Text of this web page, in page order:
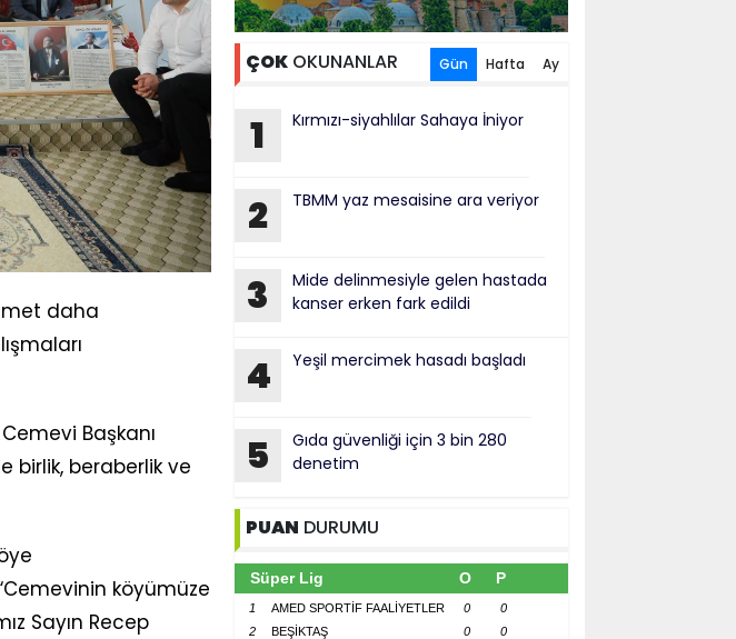
daha
Başkanı
birlik, beraberlik ve
köyümüze
Sayın Recep
ÇOKOKUNANLAR Gün Hafta Ay
1 Kırmızı-siyahlılar Sahaya İniyor
2 TBMM yaz mesaisine ara veriyor
3
Mide delinmesiyle gelen hastada
kanser erken fark edildi
4 Yeşil mercimek hasadı başladı
5
Gıda güvenliği için 3 bin 280
denetim
PUAN DURUMU
Süper Lig O P
1 AMED SPORTİF FAALİYETLER 0
0
2
BEŞİKTAŞ 0
0